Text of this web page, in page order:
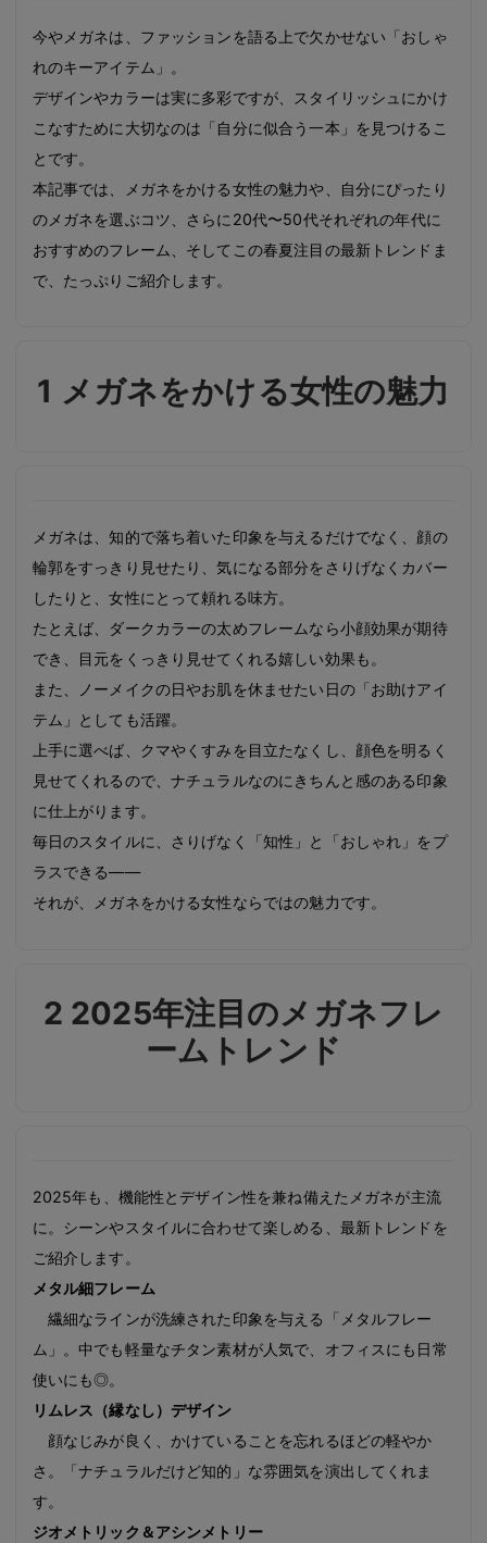
今やメガネは、ファッションを語る上で欠かせない「おしゃ
れのキーアイテム」。
デザインやカラーは実に多彩ですが、スタイリッシュにかけ
こなすために大切なのは「自分に似合う一本」を見つけるこ
とです。
本記事では、メガネをかける女性の魅力や、自分にぴったり
のメガネを選ぶコツ、さらに20代〜50代それぞれの年代に
おすすめのフレーム、そしてこの春夏注目の最新トレンドま
で、たっぷりご紹介します。
1 メガネをかける女性の魅力
メガネは、知的で落ち着いた印象を与えるだけでなく、顔の
輪郭をすっきり見せたり、気になる部分をさりげなくカバー
したりと、女性にとって頼れる味方。
たとえば、ダークカラーの太めフレームなら小顔効果が期待
でき、目元をくっきり見せてくれる嬉しい効果も。
また、ノーメイクの日やお肌を休ませたい日の「お助けアイ
テム」としても活躍。
上手に選べば、クマやくすみを目立たなくし、顔色を明るく
見せてくれるので、ナチュラルなのにきちんと感のある印象
に仕上がります。
毎日のスタイルに、さりげなく「知性」と「おしゃれ」をプ
ラスできる――
それが、メガネをかける女性ならではの魅力です。
2 2025年注目のメガネフレ
ームトレンド
2025年も、機能性とデザイン性を兼ね備えたメガネが主流
に。シーンやスタイルに合わせて楽しめる、最新トレンドを
ご紹介します。
メタル細フレーム
繊細なラインが洗練された印象を与える「メタルフレー
ム」。中でも軽量なチタン素材が人気で、オフィスにも日常
使いにも◎。
リムレス（縁なし）デザイン
顔なじみが良く、かけていることを忘れるほどの軽やか
さ。「ナチュラルだけど知的」な雰囲気を演出してくれま
す。
ジオメトリック＆アシンメトリー